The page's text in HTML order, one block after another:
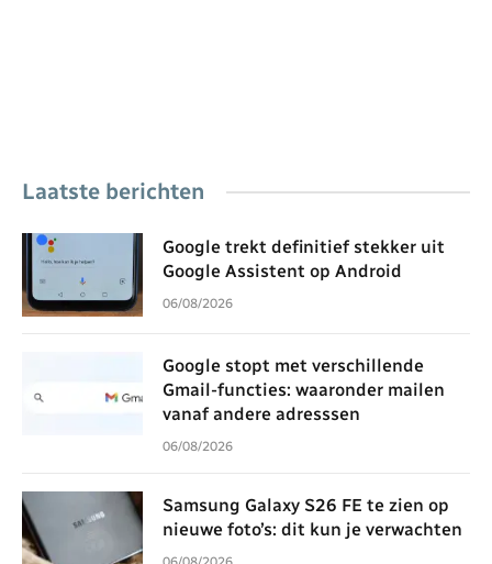
Laatste berichten
Google trekt definitief stekker uit
Google Assistent op Android
06/08/2026
Google stopt met verschillende
Gmail-functies: waaronder mailen
vanaf andere adresssen
06/08/2026
Samsung Galaxy S26 FE te zien op
nieuwe foto’s: dit kun je verwachten